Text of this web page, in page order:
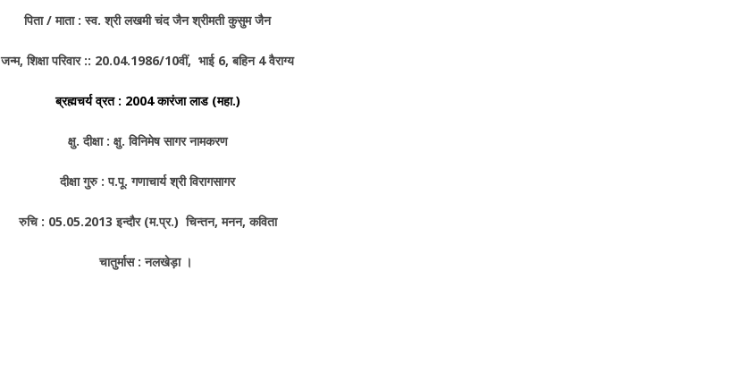
पिता / माता : स्व. श्री लखमी चंद जैन श्रीमती कुसुम जैन
जन्म, शिक्षा परिवार :: 20.04.1986/10वीं, भाई 6, बहिन 4 वैराग्य
ब्रह्मचर्य व्रत : 2004 कारंजा लाड (महा.)
क्षु. दीक्षा : क्षु. विनिमेष सागर नामकरण
दीक्षा गुरु : प.पू. गणाचार्य श्री विरागसागर
रुचि : 05.05.2013 इन्दौर (म.प्र.) चिन्तन, मनन, कविता
चातुर्मास : नलखेड़ा ।